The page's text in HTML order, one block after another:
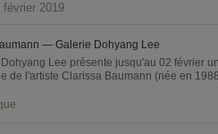
2019
— Galerie Dohyang Lee
Lee présente jusqu'au 02 février
de l'artiste Clarissa Baumann (née en